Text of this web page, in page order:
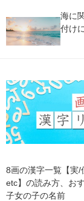
海に
付けに
8画の漢字一覧【実/
etc】の読み方、お
子女の子の名前